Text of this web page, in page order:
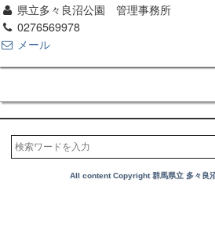
県立多々良沼公園 管理事務所
0276569978
メール
All content Copyright 群馬県立 多々良